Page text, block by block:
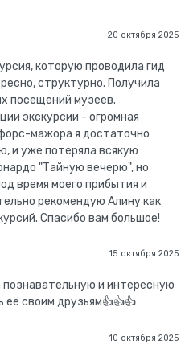
20 октября 2025
которую проводила гид
структурно. Получила
посещений музеев.
экскурсии - огромная
мажора я достаточно
и уже потеряла всякую
"Тайную вечерю", но
время моего прибытия и
рекомендую Алину как
Спасибо вам большое!
15 октября 2025
и интересную
своим друзьям👍👍👍
10 октября 2025